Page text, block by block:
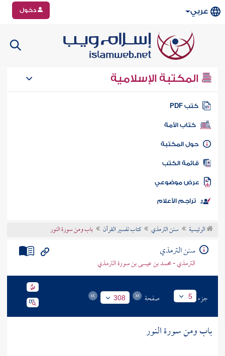
عربي دخول
المكتبة الإسلامية
كتب PDF
كتاب الأمة
المكتبة
الكتب
موضوعي
تراجم الأعلام
الرئيسية سنن الترمذي كتاب تفسير القرآن باب ومن سورة النور
سنن الترمذي
الترمذي - محمد بن عيسى بن سورة الترمذي
جزء 5 صفحة 308
باب ومن سورة النور